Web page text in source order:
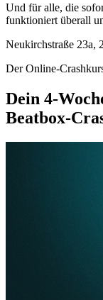
Und für alle, die
funktioniert überall
Neukirchstraße 23a,
Der Online-
Dein 4-
Beatbox-